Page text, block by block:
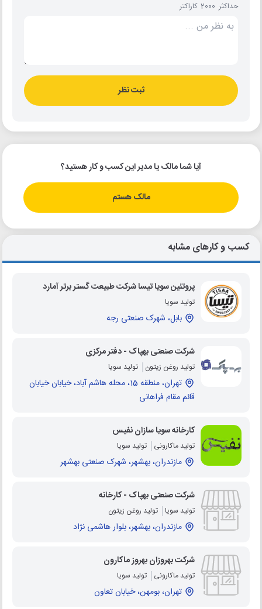
حداکثر 2000 کاراکتر
ثبت نظر
آیا شما مالک یا مدیر این کسب و کار هستید؟
مالک هستم
کسب و کارهای مشابه
پروتئین سویا تیسا شرکت طبیعت گستر برتر آمارد
تولید سویا
بابل، شهرک صنعتی رجه
شرکت صنعتی بهپاک - دفتر مرکزی
تولید روغن زیتون تولید سویا
تهران، منطقه 15، محله هاشم آباد، خیابان خیابان
قائم مقام فراهانی
کارخانه سویا سازان نفیس
تولید ماکارونی تولید سویا
مازندران، بهشهر، شهرک صنعتی بهشهر
شرکت صنعتی بهپاک - کارخانه
تولید سویا تولید روغن زیتون
مازندران، بهشهر، بلوار هاشمی نژاد
شرکت بهروزان بهروز ماکارون
تولید ماکارونی تولید سویا
تهران، بومهن، خیابان تعاون